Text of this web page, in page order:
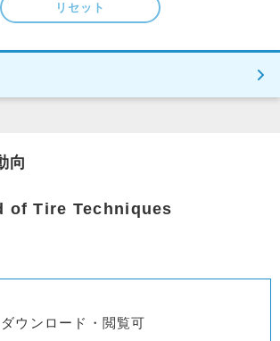
リセット
向
of Tire Techniques
ウンロード・閲覧可